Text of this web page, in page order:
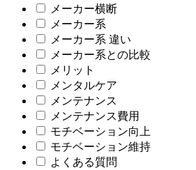
メーカー横断
メーカー系
メーカー系 違い
メーカー系との比較
メリット
メンタルケア
メンテナンス
メンテナンス費用
モチベーション向上
モチベーション維持
よくある質問